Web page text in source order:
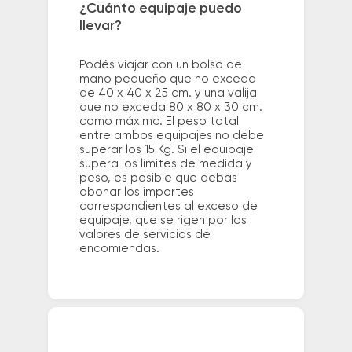
¿Cuánto equipaje puedo
llevar?
Podés viajar con un bolso de
mano pequeño que no exceda
de 40 x 40 x 25 cm. y una valija
que no exceda 80 x 80 x 30 cm.
como máximo. El peso total
entre ambos equipajes no debe
superar los 15 Kg. Si el equipaje
supera los límites de medida y
peso, es posible que debas
abonar los importes
correspondientes al exceso de
equipaje, que se rigen por los
valores de servicios de
encomiendas.